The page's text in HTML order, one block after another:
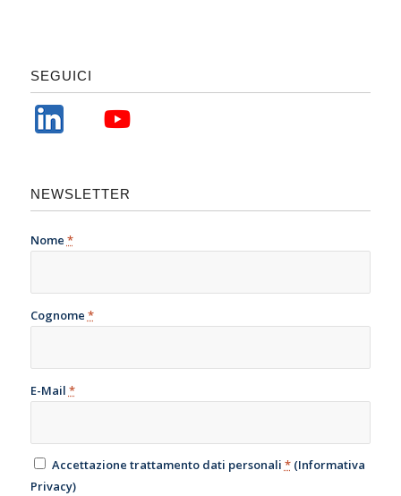
SEGUICI
NEWSLETTER
Nome *
Cognome *
E-Mail *
Accettazione trattamento dati personali *(Informativa
Privacy)